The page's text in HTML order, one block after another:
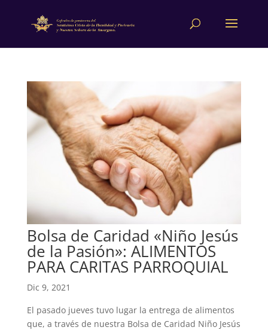
Bolsa de Caridad «Niño Jesús
de la Pasión»: ALIMENTOS
PARA CARITAS PARROQUIAL
Dic 9, 2021
El pasado jueves tuvo lugar la entrega de alimentos
que, a través de nuestra Bolsa de Caridad Niño Jesús